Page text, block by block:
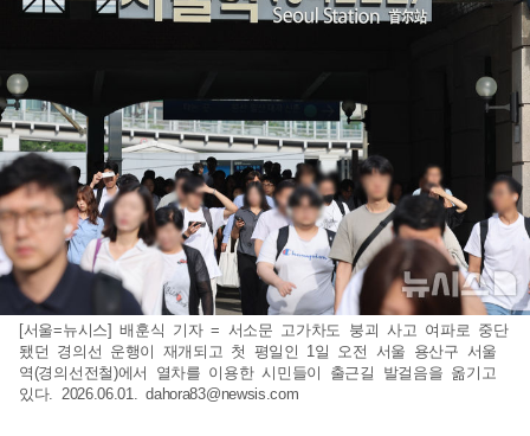
[서울=뉴시스] 배훈식 기자 = 서소문 고가차도 붕괴 사고 여파로 중단
됐던 경의선 운행이 재개되고 첫 평일인 1일 오전 서울 용산구 서울
역(경의선전철)에서 열차를 이용한 시민들이 출근길 발걸음을 옮기고
있다. 2026.06.01.dahora83@newsis.com